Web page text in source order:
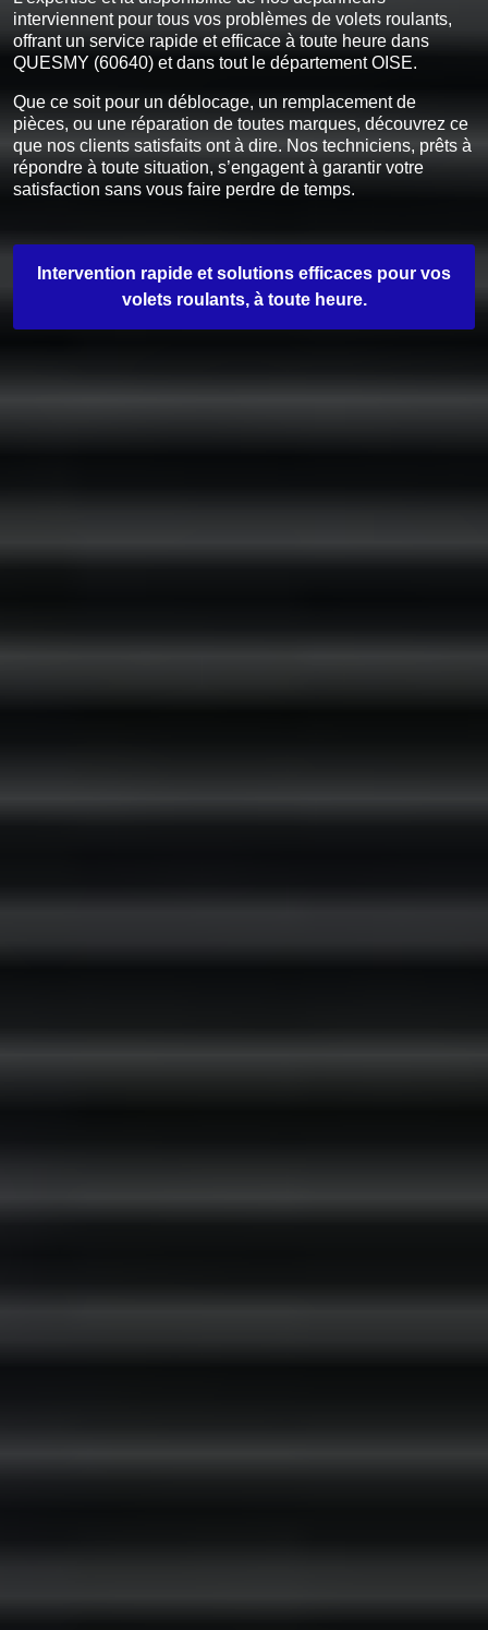
interviennent pour tous vos problèmes de volets roulants,
offrant un service rapide et efficace à toute heure dans
QUESMY (60640) et dans tout le département OISE.
Que ce soit pour un déblocage, un remplacement de
pièces, ou une réparation de toutes marques, découvrez ce
que nos clients satisfaits ont à dire. Nos techniciens, prêts à
répondre à toute situation, s’engagent à garantir votre
satisfaction sans vous faire perdre de temps.
Intervention rapide et solutions efficaces pour vos
volets roulants, à toute heure.